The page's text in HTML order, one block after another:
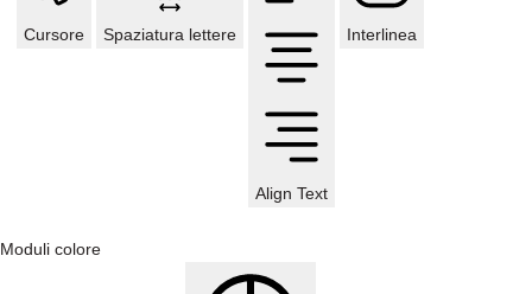
Cursore Spaziatura lettere
Align Text
Interlinea
Moduli colore